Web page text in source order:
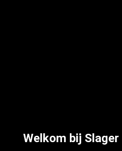
Welkom bij Slager